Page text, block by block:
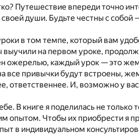
Путешествие впереди точно
души. Будьте честны с собой
в том темпе, который вам
выучили на первом уроке,
ожерелью, каждый урок — это
все привычки будут встроены,
ответственнее. И, возможно у
В книге я поделилась не только
опытом. Чтобы их приобрести я
в индивидуальном